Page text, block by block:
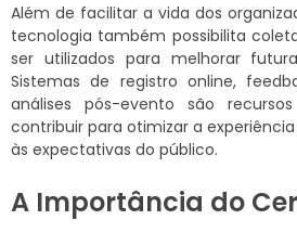
Além de facilitar a vida dos
tecnologia também possibilita
ser utilizados para melhorar
Sistemas de registro online,
análises pós-evento são
contribuir para otimizar a
às expectativas do público.
A Importância do